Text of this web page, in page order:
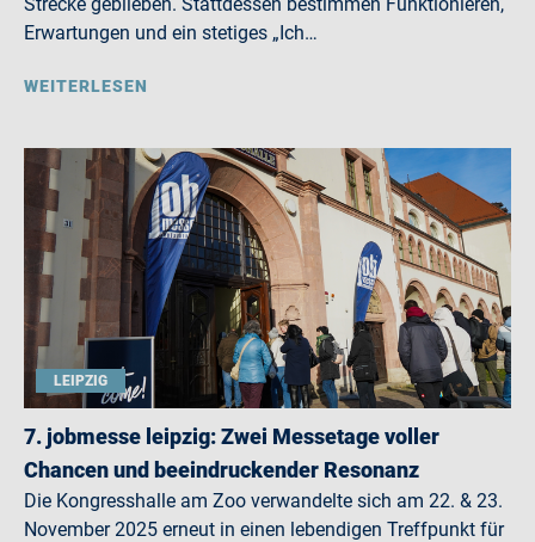
Erwartungen und ein stetiges „Ich…
WEITERLESEN
LEIPZIG
7. jobmesse leipzig: Zwei Messetage voller
Chancen und beeindruckender Resonanz
Die Kongresshalle am Zoo verwandelte sich am 22. & 23.
November 2025 erneut in einen lebendigen Treffpunkt für